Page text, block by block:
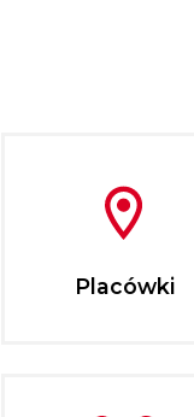
Placówki